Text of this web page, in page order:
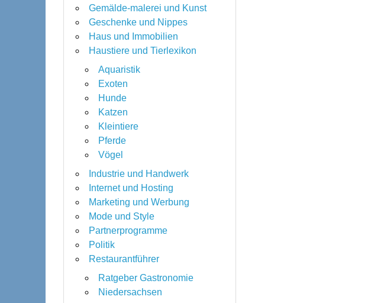
Gemälde-malerei und Kunst
Geschenke und Nippes
Haus und Immobilien
Haustiere und Tierlexikon
Aquaristik
Exoten
Hunde
Katzen
Kleintiere
Pferde
Vögel
Industrie und Handwerk
Internet und Hosting
Marketing und Werbung
Mode und Style
Partnerprogramme
Politik
Restaurantführer
Ratgeber Gastronomie
Niedersachsen